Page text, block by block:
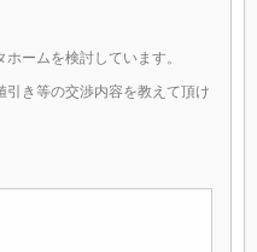
ームを検討しています。
き等の交渉内容を教えて頂け